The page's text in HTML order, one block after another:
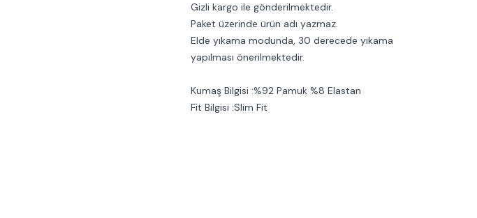
Gizli kargo ile gönderilmektedir.
Paket üzerinde ürün adı yazmaz.
Elde yıkama modunda, 30 derecede yıkama
yapılması önerilmektedir.
Kumaş Bilgisi :%92 Pamuk %8 Elastan
Fit Bilgisi :Slim Fit